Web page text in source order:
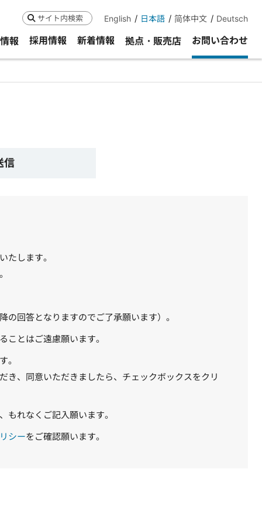
検索 English 日本語 简体中文 Deutsch
報 採用情報 新着情報 拠点・販売店 お問い合わせ
信
たします。
回答となりますのでご了承願います）。
ことはご遠慮願います。
。
き、同意いただきましたら、チェックボックスをクリ
もれなくご記入願います。
シーをご確認願います。